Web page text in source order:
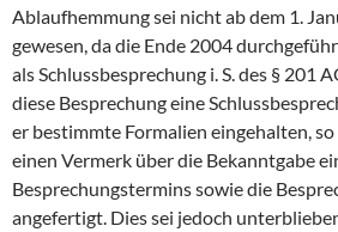
Ablaufhemmung sei nicht ab dem 1.
gewesen, da die Ende 2004
als Schlussbesprechung i. S. des § 201
diese Besprechung eine
er bestimmte Formalien eingehalten,
einen Vermerk über die Bekanntgabe
Besprechungstermins sowie die
angefertigt. Dies sei jedoch